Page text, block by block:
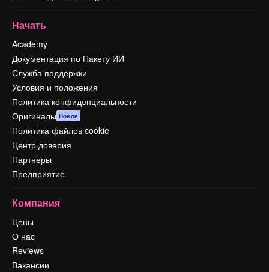
Начать
Academy
Документация по Пакету ИИ
Служба поддержки
Условия и положения
Политика конфиденциальности
Оригиналы Новое
Политика файлов cookie
Центр доверия
Партнеры
Предприятие
Компания
Цены
О нас
Reviews
Вакансии